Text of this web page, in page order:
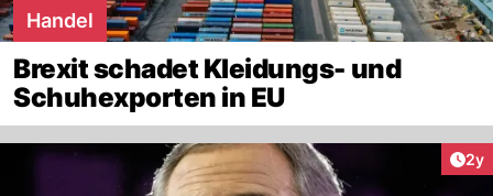
Handel
Brexit schadet Kleidungs- und
Schuhexporten in EU
2y